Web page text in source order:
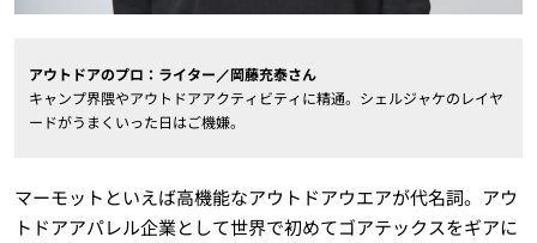
アウトドアのプロ：ライター／岡藤充泰さん
キャンプ界隈やアウトドアアクティビティに精通。シェルジャケのレイヤ
ードがうまくいった日はご機嫌。
マーモットといえば高機能なアウトドアウエアが代名詞。アウ
トドアアパレル企業として世界で初めてゴアテックスをギアに